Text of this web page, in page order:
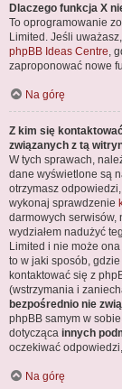
Dlaczego funkcja X
To oprogramowanie
Limited. Jeśli
phpBB Ideas Centre ,
zaproponować nowe
Na górę
Z kim się
związanych z tą
W tych sprawach,
dane wyświetlone są
otrzymasz
wykonaj sprawdzenie
darmowych serwisów,
wydziałem nadużyć
Limited i nie może
to w jaki sposób,
kontaktować się z
(wstrzymania i
bezpośrednio nie
phpBB samym w
dotycząca innych
oczekiwać
Na górę